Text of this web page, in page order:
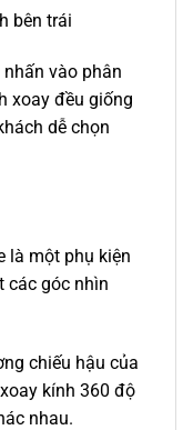
bên trái
vào phân
xoay đều giống
dễ chọn
là một phụ kiện
các góc nhìn
chiếu hậu của
kính 360 độ
nhau.